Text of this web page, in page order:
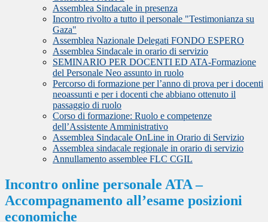
Assemblea Sindacale in presenza
Incontro rivolto a tutto il personale "Testimonianza su
Gaza"
Assemblea Nazionale Delegati FONDO ESPERO
Assemblea Sindacale in orario di servizio
SEMINARIO PER DOCENTI ED ATA-Formazione
del Personale Neo assunto in ruolo
Percorso di formazione per l’anno di prova per i docenti
neoassunti e per i docenti che abbiano ottenuto il
passaggio di ruolo
Corso di formazione: Ruolo e competenze
dell’Assistente Amministrativo
Assemblea Sindacale OnLine in Orario di Servizio
Assemblea sindacale regionale in orario di servizio
Annullamento assemblee FLC CGIL
Incontro online personale ATA –
Accompagnamento all’esame posizioni
economiche